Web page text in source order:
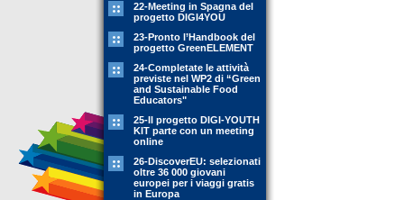
22-Meeting in Spagna del
progetto DIGI4YOU
23-Pronto l’Handbook del
progetto GreenELEMENT
24-Completate le attività
previste nel WP2 di “Green
and Sustainable Food
Educators"
25-Il progetto DIGI-YOUTH
KIT parte con un meeting
online
26-DiscoverEU: selezionati
oltre 36 000 giovani
europei per i viaggi gratis
in Europa